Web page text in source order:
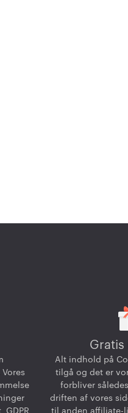
GDPR
Gratis
Alt indhold på
tilgå og det er
forbliver
driften af vores
til anden affiliate-